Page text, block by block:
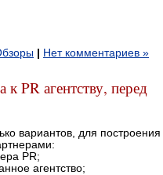
| Нет комментариев »
PR агентству, перед
вариантов, для построения
PR;
агентство;